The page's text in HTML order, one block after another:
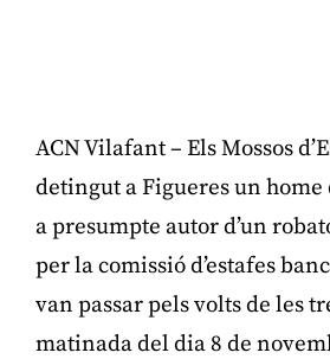
ACN Vilafant – Els Mossos
detingut a Figueres un home
a presumpte autor d’un
per la comissió d’estafes
van passar pels volts de les
matinada del dia 8 de